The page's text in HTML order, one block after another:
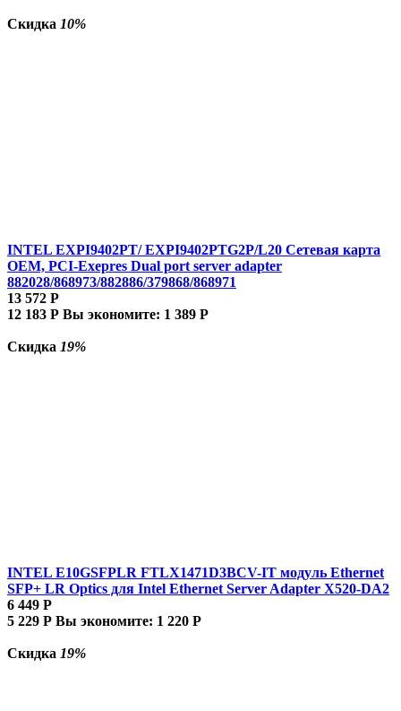
Скидка 10%
INTEL EXPI9402PT/ EXPI9402PTG2P/L20 Сетевая карта
OEM, PCI-Exepres Dual port server adapter
882028/868973/882886/379868/868971
13 572 Р
12 183 Р Вы экономите: 1 389 Р
Скидка 19%
INTEL E10GSFPLR FTLX1471D3BCV-IT модуль Ethernet
SFP+ LR Optics для Intel Ethernet Server Adapter X520-DA2
6 449 Р
5 229 Р Вы экономите: 1 220 Р
Скидка 19%